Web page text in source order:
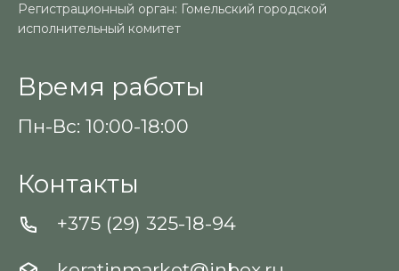
Регистрационный орган: Гомельский городской
исполнительный комитет
Время работы
Пн-Вс: 10:00-18:00
Контакты
+375 (29) 325-18-94